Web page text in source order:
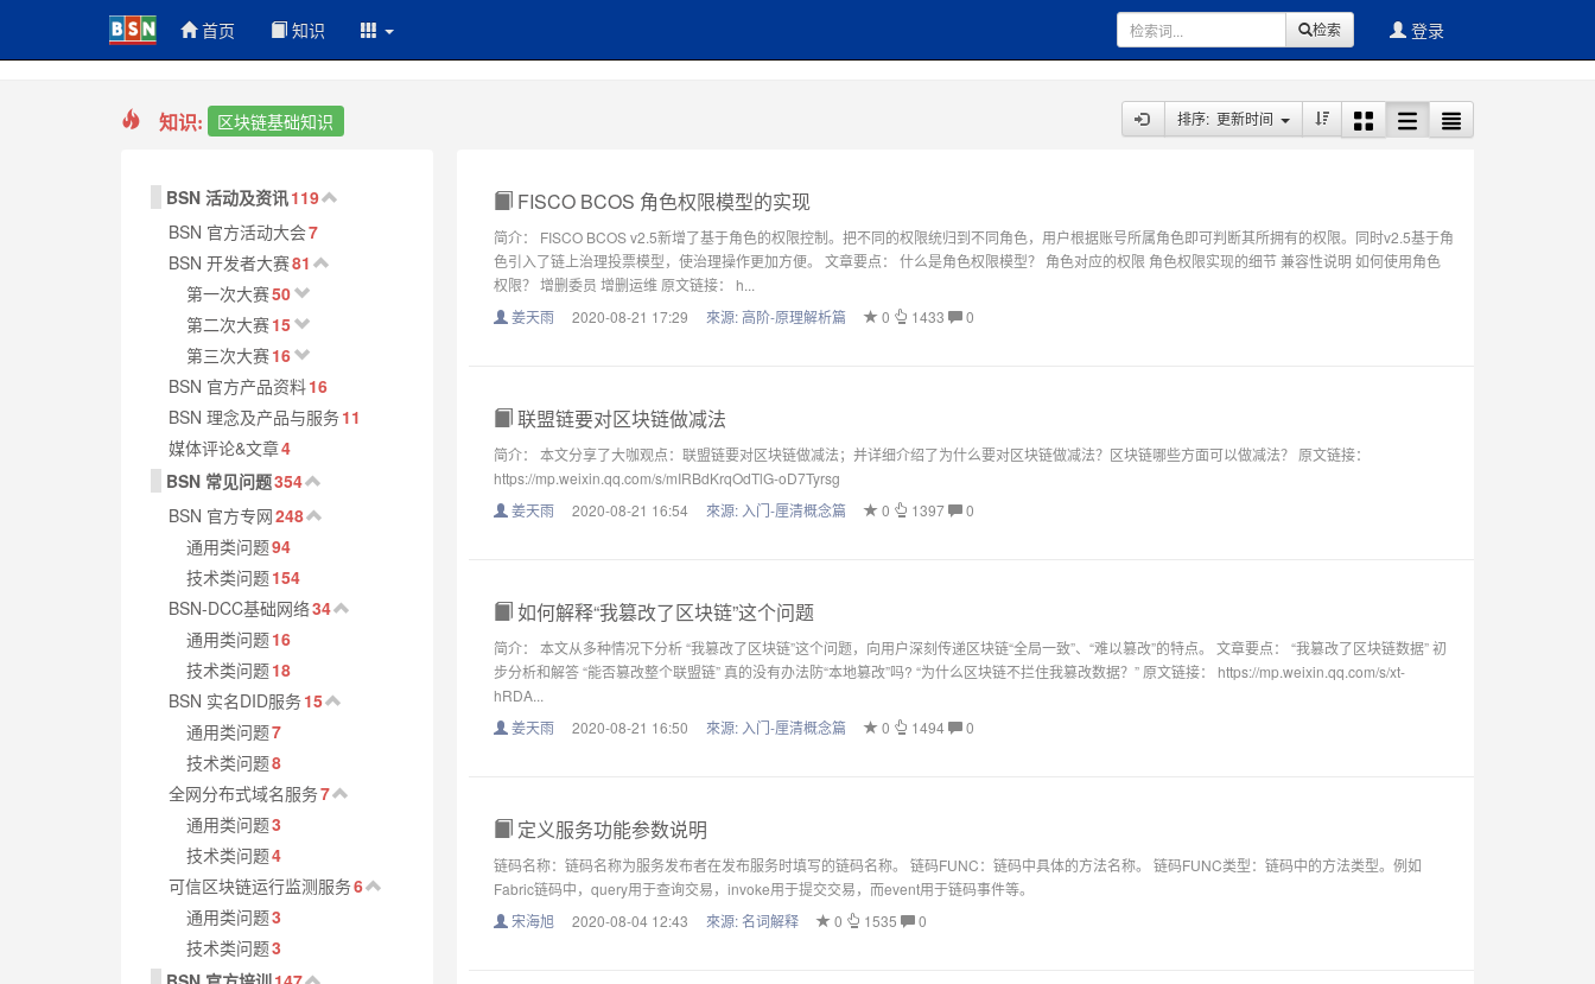
首页 知识 登录
检索
知识: 区块链基础知识 排序: 更新时间
BSN 活动及资讯119
BSN 官方活动大会7
BSN 开发者大赛81
第一次大赛50
第二次大赛15
第三次大赛16
BSN 官方产品资料16
BSN 理念及产品与服务11
媒体评论&文章4
BSN 常见问题354
BSN 官方专网248
通用类问题94
技术类问题154
BSN-DCC基础网络34
通用类问题16
技术类问题18
BSN 实名DID服务15
通用类问题7
技术类问题8
全网分布式域名服务7
通用类问题3
技术类问题4
可信区块链运行监测服务6
通用类问题3
技术类问题3
FISCO BCOS 角色权限模型的实现
简介： FISCO BCOS v2.5新增了基于角色的权限控制。把不同的权限统归到不同角色，用户根据账号所属角色即可判断其所拥有的权限。同时v2.5基于角
色引入了链上治理投票模型，使治理操作更加方便。 文章要点： 什么是角色权限模型？ 角色对应的权限 角色权限实现的细节 兼容性说明 如何使用角色
权限？ 增删委员 增删运维 原文链接： h...
姜天雨
2020-08-21 17:29 來源:高阶-原理解析篇 0 1433 0
联盟链要对区块链做减法
简介： 本文分享了大咖观点：联盟链要对区块链做减法；并详细介绍了为什么要对区块链做减法？区块链哪些方面可以做减法？ 原文链接：
https://mp.weixin.qq.com/s/mIRBdKrqOdTlG-oD7Tyrsg
姜天雨
2020-08-21 16:54 來源: 入门-厘清概念篇 0 1397 0
如何解释“我篡改了区块链”这个问题
简介： 本文从多种情况下分析 “我篡改了区块链”这个问题，向用户深刻传递区块链“全局一致”、“难以篡改”的特点。 文章要点： “我篡改了区块链数据” 初
步分析和解答 “能否篡改整个联盟链” 真的没有办法防“本地篡改”吗? “为什么区块链不拦住我篡改数据？” 原文链接： https://mp.weixin.qq.com/s/xt-
hRDA...
姜天雨
2020-08-21 16:50 來源: 入门-厘清概念篇 0 1494 0
定义服务功能参数说明
链码名称：链码名称为服务发布者在发布服务时填写的链码名称。 链码FUNC：链码中具体的方法名称。 链码FUNC类型：链码中的方法类型。例如
Fabric链码中，query用于查询交易，invoke用于提交交易，而event用于链码事件等。
宋海旭
2020-08-04 12:43 來源:名词解释 0 1535 0